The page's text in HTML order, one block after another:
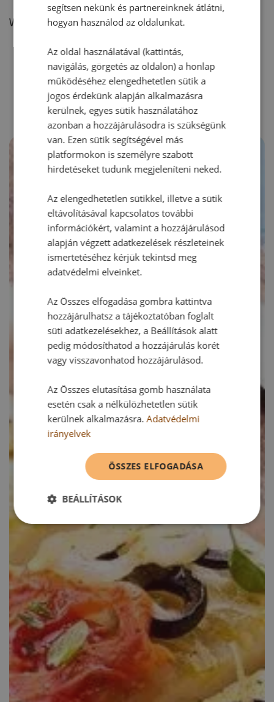
Vélemény írásához, kérjük,jelentkezz be!
RECEPTAJÁNLÓ
segítsen nekünk és partnereinknek átlátni,
hogyan használod az oldalunkat.
Az oldal használatával (kattintás,
navigálás, görgetés az oldalon) a honlap
működéséhez elengedhetetlen sütik a
jogos érdekünk alapján alkalmazásra
kerülnek, egyes sütik használatához
azonban a hozzájárulásodra is szükségünk
van. Ezen sütik segítségével más
platformokon is személyre szabott
hirdetéseket tudunk megjeleníteni neked.
Az elengedhetetlen sütikkel, illetve a sütik
eltávolításával kapcsolatos további
információkért, valamint a hozzájárulásod
alapján végzett adatkezelések részleteinek
ismertetéséhez kérjük tekintsd meg
adatvédelmi elveinket.
Az Összes elfogadása gombra kattintva
hozzájárulhatsz a tájékoztatóban foglalt
süti adatkezelésekhez, a Beállítások alatt
pedig módosíthatod a hozzájárulás körét
vagy visszavonhatod hozzájárulásod.
Az Összes elutasítása gomb használata
esetén csak a nélkülözhetetlen sütik
kerülnek alkalmazásra.Adatvédelmi
irányelvek
ÖSSZES ELFOGADÁSA
BEÁLLÍTÁSOK